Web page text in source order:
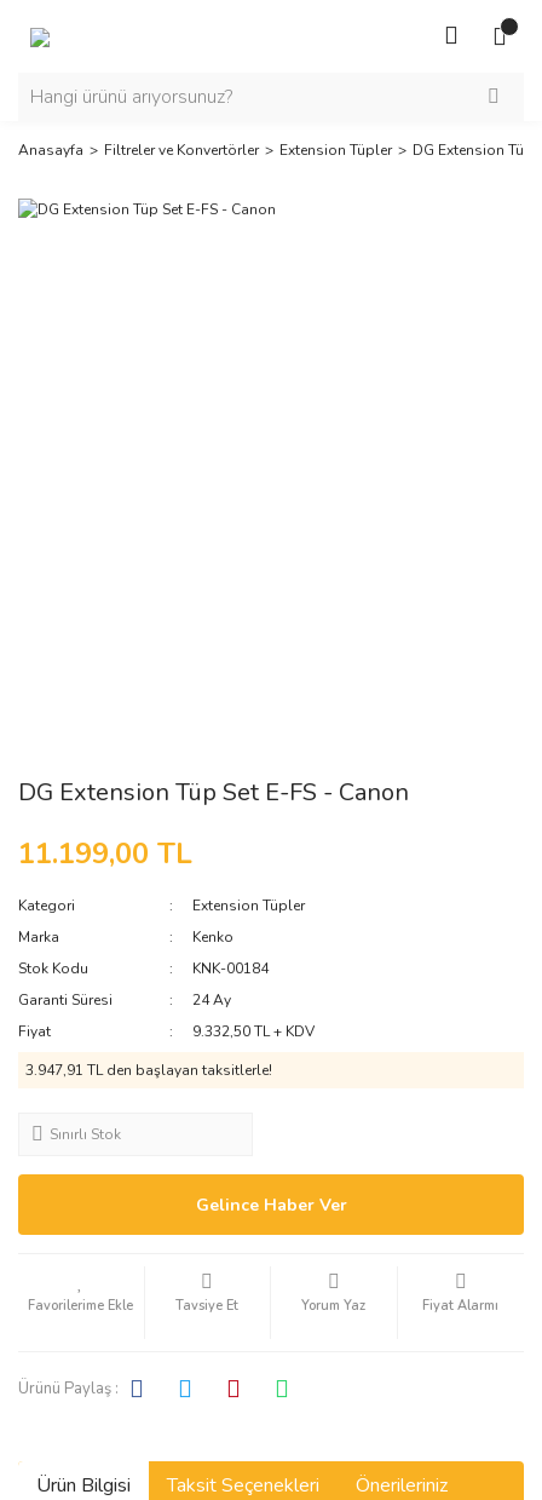
Anasayfa Filtreler ve Konvertörler Extension Tüpler DG Extension Tüp
DG Extension Tüp Set E-FS - Canon
11.199,00 TL
Kategori
Extension Tüpler
Marka
Kenko
Stok Kodu
KNK-00184
Garanti Süresi
24 Ay
Fiyat
9.332,50 TL + KDV
3.947,91 TL den başlayan taksitlerle!
Sınırlı Stok
Gelince Haber Ver
Tavsiye Et Yorum Yaz Fiyat Alarmı
Ürünü Paylaş :
Ürün Bilgisi Taksit Seçenekleri Önerileriniz